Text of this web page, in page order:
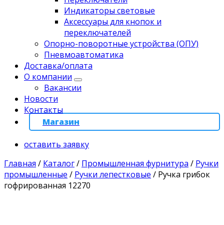
Индикаторы световые
Аксессуары для кнопок и
переключателей
Опорно-поворотные устройства (ОПУ)
Пневмоавтоматика
Доставка/оплата
О компании
Вакансии
Новости
Контакты
Магазин
оставить заявку
Главная / Каталог/ Промышленная фурнитура / Ручки
промышленные / Ручки лепестковые / Ручка грибок
гофрированная 12270